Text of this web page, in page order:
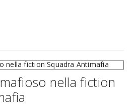
nella fiction